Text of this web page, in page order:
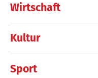
Wirtschaft
Kultur
Sport